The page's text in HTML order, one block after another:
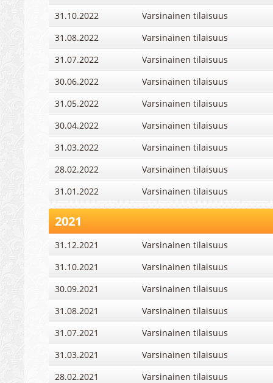
31.10.2022
Varsinainen tilaisuus
31.08.2022
Varsinainen tilaisuus
31.07.2022
Varsinainen tilaisuus
30.06.2022
Varsinainen tilaisuus
31.05.2022
Varsinainen tilaisuus
30.04.2022
Varsinainen tilaisuus
31.03.2022
Varsinainen tilaisuus
28.02.2022
Varsinainen tilaisuus
31.01.2022
Varsinainen tilaisuus
2021
31.12.2021
Varsinainen tilaisuus
31.10.2021
Varsinainen tilaisuus
30.09.2021
Varsinainen tilaisuus
31.08.2021
Varsinainen tilaisuus
31.07.2021
Varsinainen tilaisuus
31.03.2021
Varsinainen tilaisuus
28.02.2021
Varsinainen tilaisuus